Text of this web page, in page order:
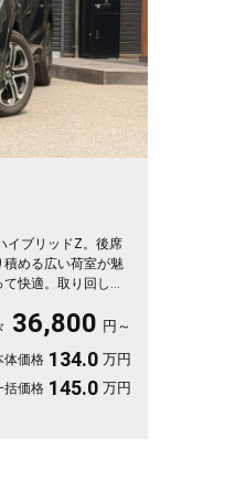
イブリッドZ。後席
める広い荷室が魅
快適。取り回しの
棒に。ドライブレ
に彩りを添える一
36,800 円～
体価格 134.0 万円
括価格 145.0 万円